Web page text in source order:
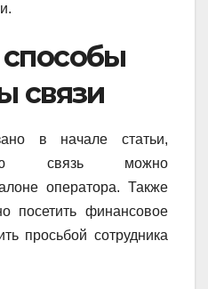
связи
в начале статьи,
связь можно
оператора. Также
посетить финансовое
просьбой сотрудника